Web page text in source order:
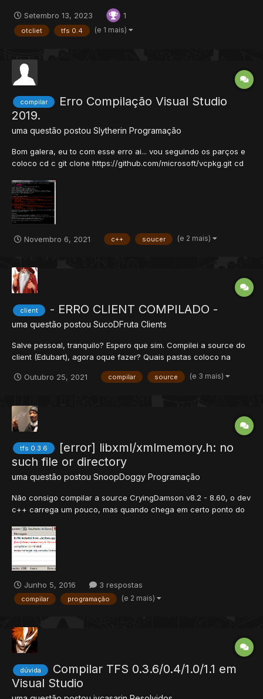
Setembro 13, 2023
1
otcliet tfs 0.4 (e 1 mais)
compilar
Erro Compilação Visual Studio
2019.
uma questão postou Slytherin Programação
Bom galera, eu to com esse erro ai... vou seguindo os parços e
coloco cd c git clone https://github.com/microsoft/vcpkg.git cd
erro ai... Desculpas se coloquei na area errada, alguém poderia
me ajudar...
Novembro 6, 2021 c++ soucer (e 2 mais)
client - ERRO CLIENT COMPILADO -
uma questão postou SucoDFruta Clients
Salve pessoal, tranquilo? Espero que sim. Compilei a source do
client (Edubart), agora oque fazer? Quais pastas coloco na
pasta modules do client? Bug 1: Mesmo jogando o meu .DAT o
client diz que precisa de um .DAT compatível. Obs: O .DAT é da
Outubro 25, 2021 compilar source (e 3 mais)
tfs 0.3.6
[error] libxml/xmlmemory.h: no
such file or directory
uma questão postou SnoopDoggy Programação
Não consigo compilar a source CryingDamson v8.2 - 8.60, o dev
c++ carrega um pouco, mas quando chega em certo ponto do
stians repack, e da o mesmo erro... REP+ pra quem ajudar a
resolver !!
Junho 5, 2016 3 respostas
compilar programação (e 2 mais)
dúvida
Compilar TFS 0.3.6/0.4/1.0/1.1 em
Visual Studio